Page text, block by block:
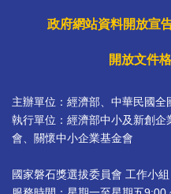
政府網站資料開放宣
開放文件
主辦單位：經濟部、中華民國全
執行單位：經濟部中小及新創
會、關懷中小企業基金會
國家磐石獎選拔委員會 工作小組